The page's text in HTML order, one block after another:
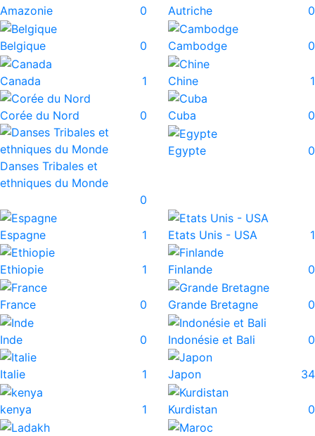
Amazonie 0 Autriche 0
Belgique 0 Cambodge 0
Canada 1 Chine 1
Corée du Nord 0 Cuba 0
Danses Tribales et
ethniques du Monde
0
Egypte 0
Espagne 1 Etats Unis - USA 1
Ethiopie 1 Finlande 0
France 0 Grande Bretagne 0
Inde 0 Indonésie et Bali 0
Italie 1 Japon 34
kenya 1 Kurdistan 0